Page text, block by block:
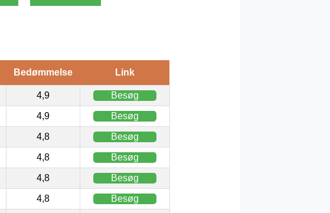
Bedømmelse Link
4,9 Besøg
4,9 Besøg
4,8 Besøg
4,8 Besøg
4,8 Besøg
4,8 Besøg